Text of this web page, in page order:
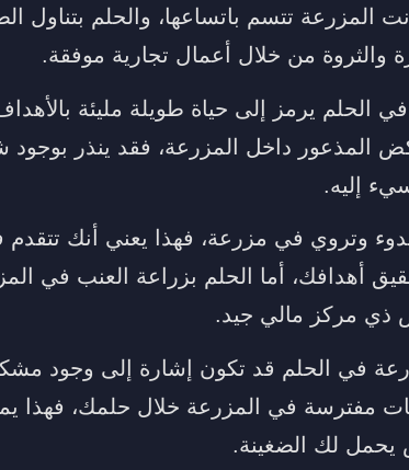
المزرعة تتسم باتساعها، والحلم بتناول
والثروة من خلال أعمال تجارية موفقة.
الحلم يرمز إلى حياة طويلة مليئة
المذعور داخل المزرعة، فقد ينذر
إليه.
وتروي في مزرعة، فهذا يعني أنك
أهدافك، أما الحلم بزراعة العنب في
ذي مركز مالي جيد.
في الحلم قد تكون إشارة إلى وجود
مفترسة في المزرعة خلال حلمك، فهذا
لك الضغينة.